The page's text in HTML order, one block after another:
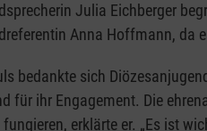
Julia Eichberger
Anna Hoffmann, da
bedankte sich
für ihr Engagement. Die
erklärte er. „Es ist